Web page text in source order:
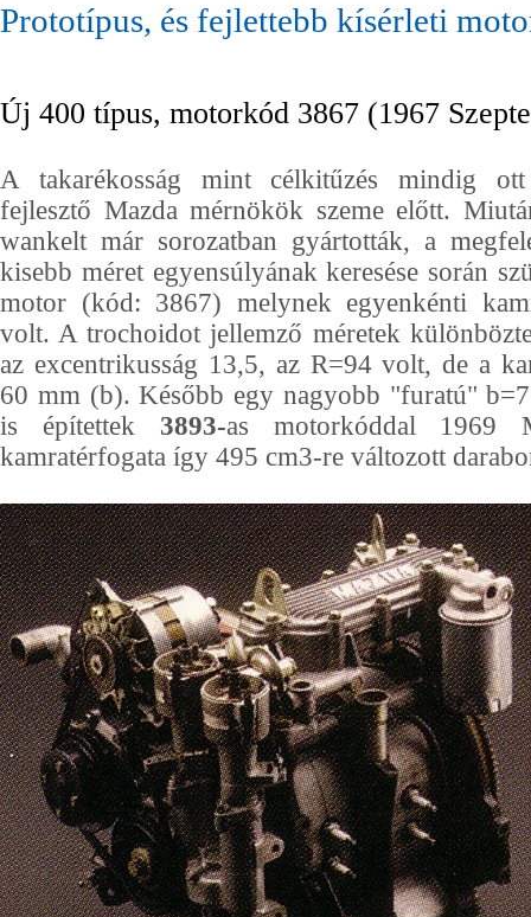
Prototípus, és fejlettebb kísérleti
Új 400 típus, motorkód 3867 (1967
A takarékosság mint célkitűzés mindig
fejlesztő Mazda mérnökök szeme előtt.
wankelt már sorozatban gyártották, a
kisebb méret egyensúlyának keresése során
motor (kód: 3867) melynek egyenkénti
volt. A trochoidot jellemző méretek
az excentrikusság 13,5, az R=94 volt, de a
60 mm (b). Később egy nagyobb "furatú"
is építettek3893-as motorkóddal 1969
kamratérfogata így 495 cm3-re változott